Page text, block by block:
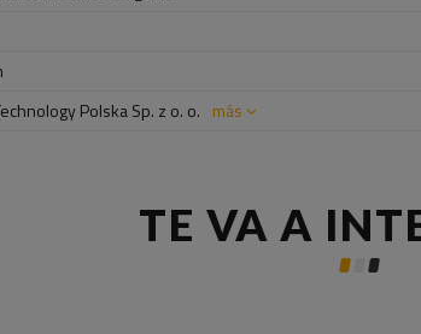
Polska Sp. z o. o. más
TE VA A